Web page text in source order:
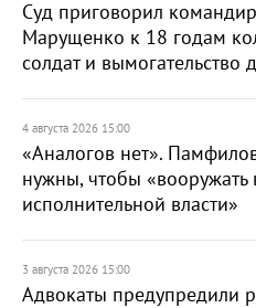
Суд приговорил
Марущенко к 18 годам
солдат и вымогательство
4 августа 2026 15:00
«Аналогов нет».
нужны, чтобы «вооружать
исполнительной власти»
3 августа 2026 15:00
Адвокаты предупредили